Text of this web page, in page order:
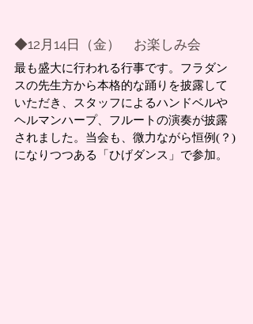
◆12月14日（金）　お楽しみ会
最も盛大に行われる行事です。フラダン
スの先生方から本格的な踊りを披露して
いただき、スタッフによるハンドベルや
ヘルマンハープ、フルートの演奏が披露
されました。当会も、微力ながら恒例(？)
になりつつある「ひげダンス」で参加。